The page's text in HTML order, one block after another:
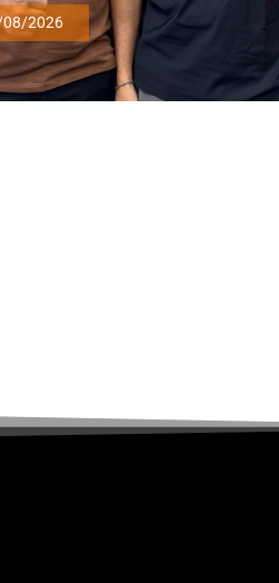
2026